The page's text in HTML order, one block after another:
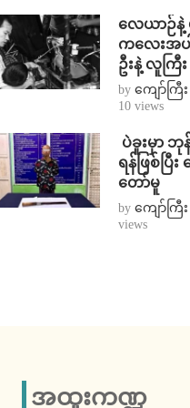
လေယာဉ်နဲ့
ကလေးအပ
ဦးနဲ့ လူကြီ
byကျော်ကြီး
10 views
ပဲခူးမှာ ဘု
ရန်ဖြစ်ပြီ
တော်မူ
byကျော်ကြီး
views
အထူးကဏ္ဍ